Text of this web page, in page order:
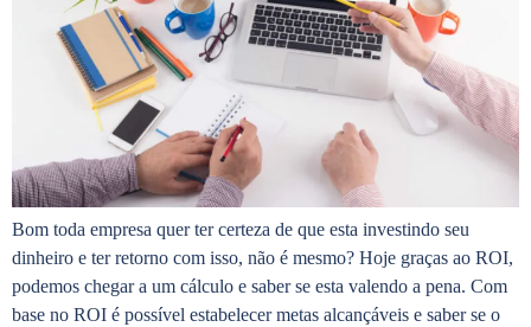
Bom toda empresa quer ter certeza de que esta investindo seu
dinheiro e ter retorno com isso, não é mesmo? Hoje graças ao ROI,
podemos chegar a um cálculo e saber se esta valendo a pena. Com
base no ROI é possível estabelecer metas alcançáveis e saber se o